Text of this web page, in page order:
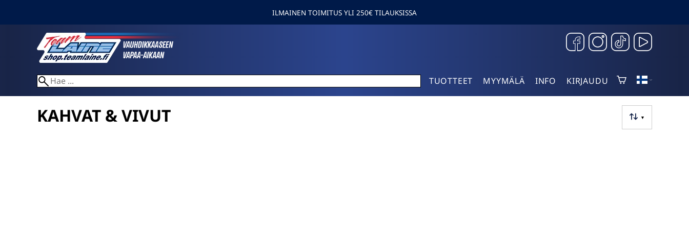
ILMAINEN TOIMITUS YLI 250€ TILAUKSISSA
TUOTTEET MYYMÄLÄ INFO KIRJAUDU
▼
KAHVAT & VIVUT